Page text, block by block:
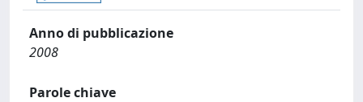
Anno di pubblicazione
2008
Parole chiave